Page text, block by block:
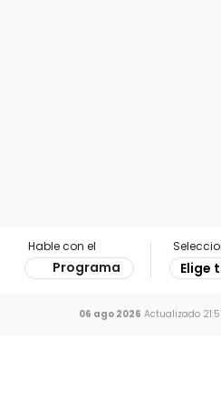
Hable con el
Programa Elige
06 ago 2026 Actualizado